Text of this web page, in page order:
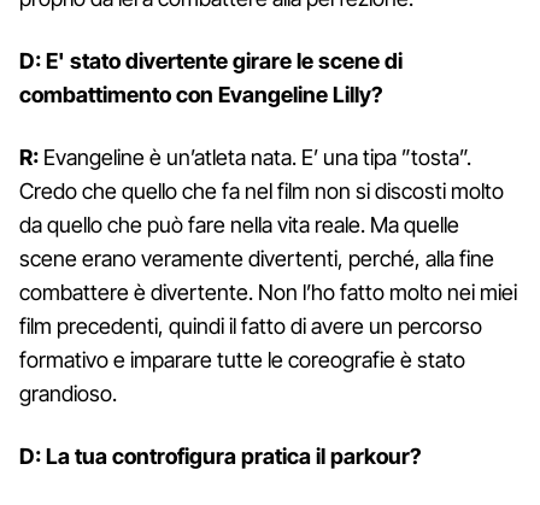
D: E' stato divertente girare le scene di
combattimento con Evangeline Lilly?
R: Evangeline è un’atleta nata. E’ una tipa ”tosta”.
Credo che quello che fa nel film non si discosti molto
da quello che può fare nella vita reale. Ma quelle
scene erano veramente divertenti, perché, alla fine
combattere è divertente. Non l’ho fatto molto nei miei
film precedenti, quindi il fatto di avere un percorso
formativo e imparare tutte le coreografie è stato
grandioso.
D: La tua controfigura pratica il parkour?